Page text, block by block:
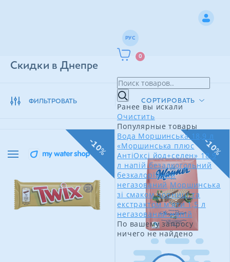
РУС
0
Ранее вы искали
Очистить
Популярные товары
Вода Моршинська 18,9 л
«Моршинська плюс
АнтіОксі йод+селен» 18,9
л напій безалкогольний
безкалорійний
негазований Моршинська
зі смаком чорниці та
екстрактом м'яти 1,5 л
негазований напій
По вашему запросу
ничего не найдено
Скидки в Днепре
ФИЛЬТРОВАТЬ СОРТИРОВАТЬ
-10% -10%